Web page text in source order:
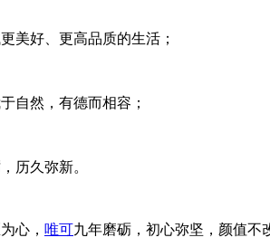
美好、更高品质的生活；
自然，有德而相容；
历久弥新。
心， 唯可九年磨砺，初心弥坚，颜值不